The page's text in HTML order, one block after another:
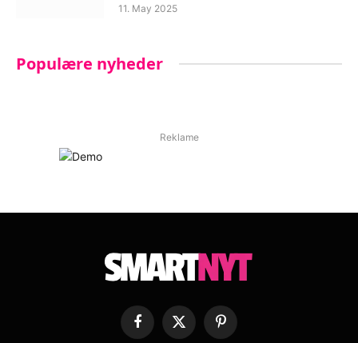
11. May 2025
Populære nyheder
Reklame
Facebook
X
Pinterest